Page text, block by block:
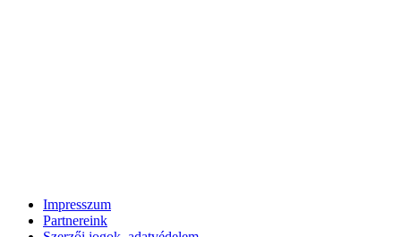
Impresszum
Partnereink